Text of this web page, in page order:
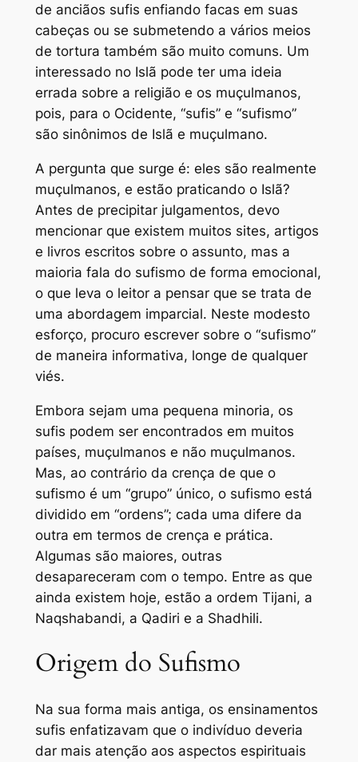
de anciãos sufis enfiando facas em suas
cabeças ou se submetendo a vários meios
de tortura também são muito comuns. Um
interessado no Islã pode ter uma ideia
errada sobre a religião e os muçulmanos,
pois, para o Ocidente, “sufis” e “sufismo”
são sinônimos de Islã e muçulmano.
A pergunta que surge é: eles são realmente
muçulmanos, e estão praticando o Islã?
Antes de precipitar julgamentos, devo
mencionar que existem muitos sites, artigos
e livros escritos sobre o assunto, mas a
maioria fala do sufismo de forma emocional,
o que leva o leitor a pensar que se trata de
uma abordagem imparcial. Neste modesto
esforço, procuro escrever sobre o “sufismo”
de maneira informativa, longe de qualquer
viés.
Embora sejam uma pequena minoria, os
sufis podem ser encontrados em muitos
países, muçulmanos e não muçulmanos.
Mas, ao contrário da crença de que o
sufismo é um “grupo” único, o sufismo está
dividido em “ordens”; cada uma difere da
outra em termos de crença e prática.
Algumas são maiores, outras
desapareceram com o tempo. Entre as que
ainda existem hoje, estão a ordem Tijani, a
Naqshabandi, a Qadiri e a Shadhili.
Origem do Sufismo
Na sua forma mais antiga, os ensinamentos
sufis enfatizavam que o indivíduo deveria
dar mais atenção aos aspectos espirituais